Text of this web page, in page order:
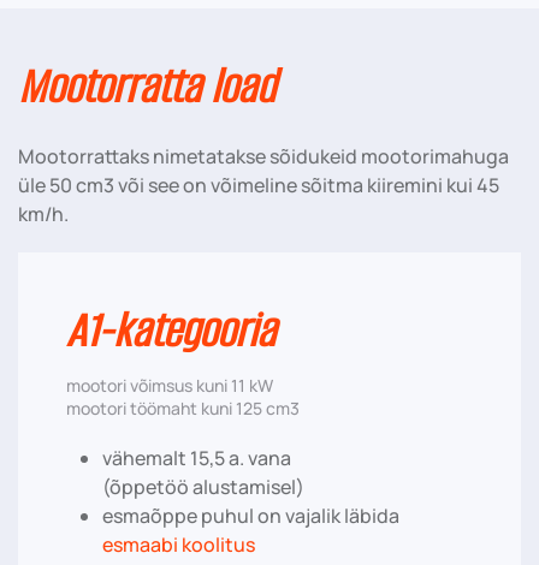
Mootorratta load
Mootorrattaks nimetatakse sõidukeid mootorimahuga
üle 50 cm3 või see on võimeline sõitma kiiremini kui 45
km/h.
A1-kategooria
mootori võimsus kuni 11 kW
mootori töömaht kuni 125 cm3
vähemalt 15,5 a. vana
(õppetöö alustamisel)
esmaõppe puhul on vajalik läbida
esmaabi koolitus